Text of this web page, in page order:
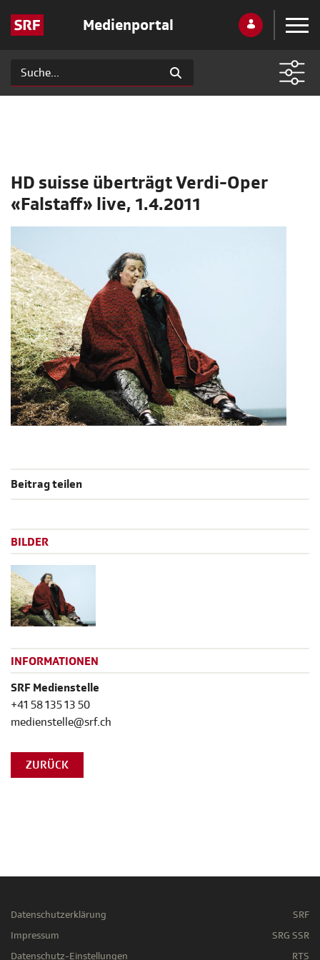
Medienportal
HD suisse überträgt Verdi-Oper
«Falstaff» live, 1.4.2011
Beitrag teilen
BILDER
INFORMATIONEN
SRF Medienstelle
+41 58 135 13 50
medienstelle@srf.ch
ZURÜCK
Datenschutzerklärung
Impressum
Datenschutz-Einstellungen
SRF
SRG SSR
RTS